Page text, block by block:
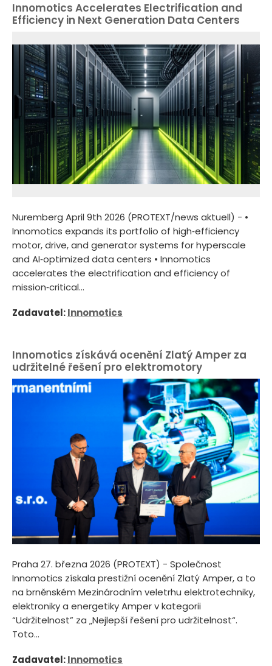
Innomotics Accelerates Electrification and
Efficiency in Next Generation Data Centers
Nuremberg April 9th 2026 (PROTEXT/news aktuell) - •
Innomotics expands its portfolio of high‑efficiency
motor, drive, and generator systems for hyperscale
and AI‑optimized data centers • Innomotics
accelerates the electrification and efficiency of
mission‑critical...
Zadavatel:Innomotics
Innomotics získává ocenění Zlatý Amper za
udržitelné řešení pro elektromotory
Praha 27. března 2026 (PROTEXT) - Společnost
Innomotics získala prestižní ocenění Zlatý Amper, a to
na brněnském Mezinárodním veletrhu elektrotechniky,
elektroniky a energetiky Amper v kategorii
“Udržitelnost” za „Nejlepší řešení pro udržitelnost“.
Toto...
Zadavatel:Innomotics